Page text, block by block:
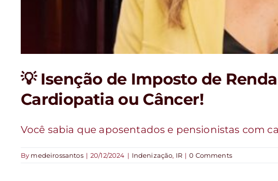
💡 Isenção de Imposto de
Cardiopatia ou Câncer!
Você sabia que aposentados e pensionistas com
By medeirossantos | 20/12/2024 | Indenização, IR | 0 Comments